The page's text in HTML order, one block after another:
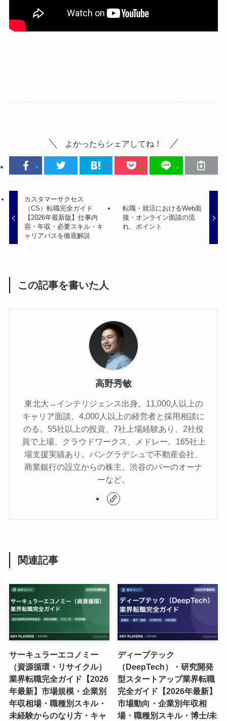
よかったらシェアしてね！
カスタマーサクセス
（CS）転職完全ガイド
【2026年最新版】仕事内
容・年収・必要スキル・キ
ャリアパスを徹底解説
転職・就活におけるWeb面
接・オンライン面談の流
れ、ポイント
この記事を書いた人
高野秀敏
東北大→インテリジェンス出身。11,000人以上の
キャリア面談、4,000人以上の経営者と採用相談に
のる。55社以上の投資、7社上場経験あり、2社役
員で上場、クラウドワークス、メドレー。165社上
場支援実績あり。バングラデシュで不動産会社、
商業銀行の設立からの株主、渋谷のバーのオーナ
ーなど。
関連記事
サーキュラーエコノミー
（資源循環・リサイクル）
業界転職完全ガイド【2026
年最新】市場規模・企業別
年収相場・職種別スキル・
未経験からのなり方・キャ
ディープテック
（DeepTech）・研究開発
型スタートアップ業界転職
完全ガイド【2026年最新】
市場動向・企業別年収相
場・職種別スキル・博士/未